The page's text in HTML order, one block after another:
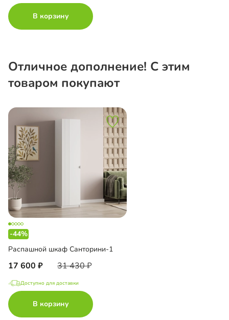
В корзину
Отличное дополнение! С этим
товаром покупают
-44%
Распашной шкаф Санторини-1
17 600 31 430
Доступно для доставки
В корзину